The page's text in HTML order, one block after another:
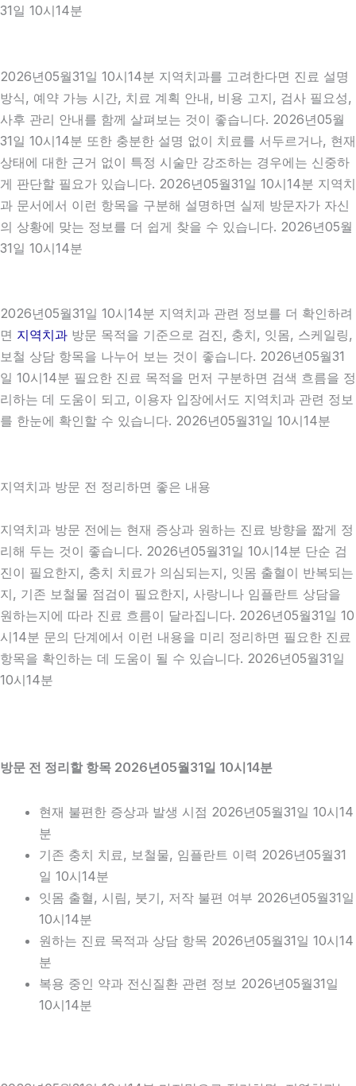
31일 10시14분
2026년05월31일 10시14분 지역치과를 고려한다면 진료 설명
방식, 예약 가능 시간, 치료 계획 안내, 비용 고지, 검사 필요성,
사후 관리 안내를 함께 살펴보는 것이 좋습니다. 2026년05월
31일 10시14분 또한 충분한 설명 없이 치료를 서두르거나, 현재
상태에 대한 근거 없이 특정 시술만 강조하는 경우에는 신중하
게 판단할 필요가 있습니다. 2026년05월31일 10시14분 지역치
과 문서에서 이런 항목을 구분해 설명하면 실제 방문자가 자신
의 상황에 맞는 정보를 더 쉽게 찾을 수 있습니다. 2026년05월
31일 10시14분
2026년05월31일 10시14분 지역치과 관련 정보를 더 확인하려
면 지역치과 방문 목적을 기준으로 검진, 충치, 잇몸, 스케일링,
보철 상담 항목을 나누어 보는 것이 좋습니다. 2026년05월31
일 10시14분 필요한 진료 목적을 먼저 구분하면 검색 흐름을 정
리하는 데 도움이 되고, 이용자 입장에서도 지역치과 관련 정보
를 한눈에 확인할 수 있습니다. 2026년05월31일 10시14분
지역치과 방문 전 정리하면 좋은 내용
지역치과 방문 전에는 현재 증상과 원하는 진료 방향을 짧게 정
리해 두는 것이 좋습니다. 2026년05월31일 10시14분 단순 검
진이 필요한지, 충치 치료가 의심되는지, 잇몸 출혈이 반복되는
지, 기존 보철물 점검이 필요한지, 사랑니나 임플란트 상담을
원하는지에 따라 진료 흐름이 달라집니다. 2026년05월31일 10
시14분 문의 단계에서 이런 내용을 미리 정리하면 필요한 진료
항목을 확인하는 데 도움이 될 수 있습니다. 2026년05월31일
10시14분
방문 전 정리할 항목 2026년05월31일 10시14분
현재 불편한 증상과 발생 시점 2026년05월31일 10시14
분
기존 충치 치료, 보철물, 임플란트 이력 2026년05월31
일 10시14분
잇몸 출혈, 시림, 붓기, 저작 불편 여부 2026년05월31일
10시14분
원하는 진료 목적과 상담 항목 2026년05월31일 10시14
분
복용 중인 약과 전신질환 관련 정보 2026년05월31일
10시14분